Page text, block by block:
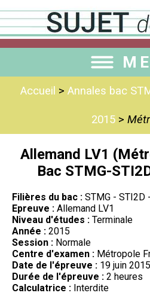
Accueil > Annales bac
2015 >
Allemand LV1
Bac STMG-
Filières du bac : STMG - STI2D
Epreuve : Allemand LV1
Niveau d'études : Terminale
Année : 2015
Session : Normale
Centre d'examen : Métropole
Date de l'épreuve : 19 juin 2015
Durée de l'épreuve : 2 heures
Calculatrice : Interdite